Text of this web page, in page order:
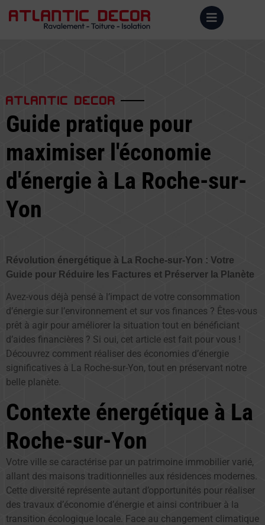
ATLANTIC DECOR
Guide pratique pour
maximiser l'économie
d'énergie à La Roche-sur-
Yon
Révolution énergétique à La Roche-sur-Yon : Votre
Guide pour Réduire les Factures et Préserver la Planète
Avez-vous déjà pensé à l’impact de votre consommation
d’énergie sur l’environnement et sur vos finances ? Êtes-vous
prêt à agir pour améliorer la situation tout en bénéficiant
d’aides financières ? Si oui, cet article est fait pour vous !
Découvrez comment réaliser des économies d’énergie
significatives à La Roche-sur-Yon, tout en préservant notre
belle planète.
Contexte énergétique à La
Roche-sur-Yon
Votre ville se caractérise par un patrimoine immobilier varié,
allant des maisons traditionnelles aux résidences modernes.
Cette diversité représente autant d’opportunités pour réaliser
des travaux d’économie d’énergie et ainsi contribuer à la
transition écologique locale. Face au changement climatique